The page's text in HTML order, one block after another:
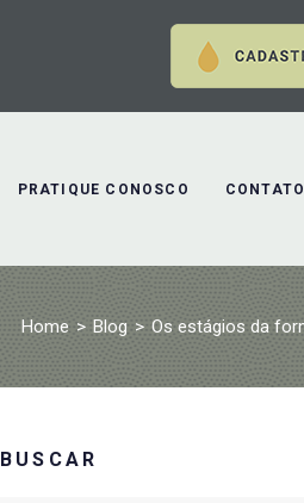
PRATIQUE CONOSCO CONTATO
Home > Blog > Os estágios da
BUSCAR